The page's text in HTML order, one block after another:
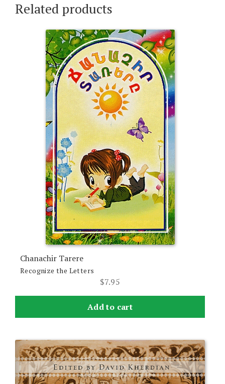
Related products
Chanachir Tarere
Recognize the Letters
$7.95
Add to cart